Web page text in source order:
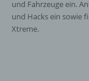
und Fahrzeuge ein.
und Hacks ein sowie
Xtreme.